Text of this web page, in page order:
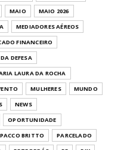
MAIO
MAIO 2026
MEDIADORES AÉREOS
FINANCEIRO
DEFESA
LAURA DA ROCHA
MULHERES
MUNDO
NEWS
OPORTUNIDADE
PACCO BRITTO
PARCELADO